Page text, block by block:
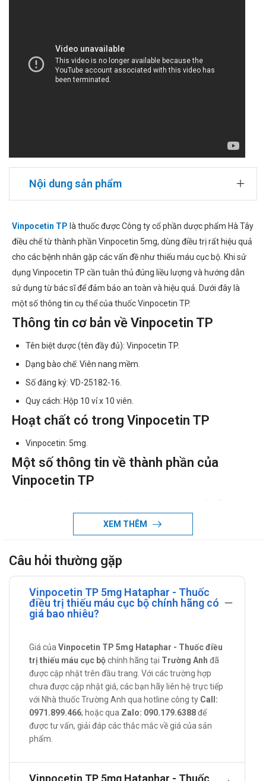
Nội dung sản phẩm
Vinpocetin TP là thuốc được Công ty cổ phần dược phẩm Hà Tây
điều chế từ thành phần Vinpocetin 5mg, dùng điều trị rất hiệu quả
cho các bệnh nhân gặp các vấn đề như thiếu máu cục bộ. Khi sử
dụng Vinpocetin TP cần tuân thủ đúng liều lượng và hướng dẫn
sử dụng từ bác sĩ để đảm bảo an toàn và hiệu quả. Dưới đây là
một số thông tin cụ thể của thuốc Vinpocetin TP.
Thông tin cơ bản về Vinpocetin TP
Tên biệt dược (tên đầy đủ): Vinpocetin TP.
Dạng bào chế: Viên nang mềm.
Số đăng ký: VD-25182-16.
Quy cách: Hộp 10 vỉ x 10 viên.
Hoạt chất có trong Vinpocetin TP
Vinpocetin: 5mg.
Một số thông tin về thành phần của
Vinpocetin TP
này là nhờ sự tổng hợp của nhiều cơ chế tác dụng. Nó tác
dụng chọn lọc và làm tăng tuần hoàn não và thể tích máu não
tác động lên hệ thống tuần hoàn (áp suất động mạch, thể tích
máu trong một phút, tốc độ mạch, đối kháng mạch ngoại vi
toàn phần).
Tác dụng - Chỉ định của Vinpocetin TP
Điều trị các dạng thiếu máu cục bộ khác nhau của rối loạn
tuần hoàn máu não với tình trạng sau đột quỵ, sa sút trí
tuệ có nguyên nhân vận mạch, xơ vữa động mạch não,
bệnh não sau chấn thương và do tăng huyết áp.
Thuốc làm giảm các triệu chứng tâm thần kinh do rối loạn
tuần hoàn não.
XEM THÊM
Câu hỏi thường gặp
Vinpocetin TP 5mg Hataphar - Thuốc
điều trị thiếu máu cục bộ chính hãng có
giá bao nhiêu?
Giá của Vinpocetin TP 5mg Hataphar - Thuốc điều
trị thiếu máu cục bộchính hãng tại Trường Anh đã
được cập nhật trên đầu trang. Với các trường hợp
chưa được cập nhật giá, các bạn hãy liên hệ trực tiếp
với Nhà thuốc Trường Anh qua hotline công ty Call:
0971.899.466; hoặc qua Zalo: 090.179.6388để
được tư vấn, giải đáp các thắc mắc về giá của sản
phẩm.
Vinpocetin TP 5mg Hataphar - Thuốc